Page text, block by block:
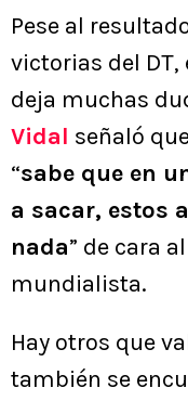
Pese al
victorias del DT,
deja muchas
Vidal señaló
“sabe que en
a sacar, estos
nada” de cara
mundialista.
Hay otros que
también se